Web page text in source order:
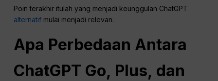
Poin terakhir itulah yang menjadi keunggulan ChatGPT
alternatif mulai menjadi relevan.
Apa Perbedaan Antara
ChatGPT Go, Plus, dan